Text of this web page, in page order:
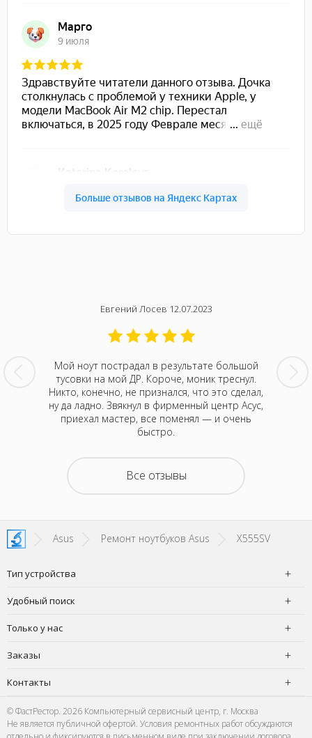
читал,
Евгений Лосев 12.07.2023
Мой ноут пострадал в результате большой
тусовки на мой ДР. Короче, моник треснул.
Никто, конечно, не признался, что это сделал,
ну да ладно. Звякнул в фирменный центр Асус,
приехал мастер, все поменял — и очень
быстро.
Ноут
учебу,
Все отзывы
Asus Ремонт ноутбуков Asus X555SV
Тип устройства
Удобный поиск
Только у нас
Заказы
Контакты
© ФастРестор. 2026 Компьютерный сервисный центр, г. Москва
Не является публичной офертой. Условия ремонтных работ обсуждаются